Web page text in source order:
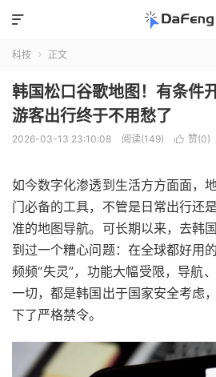

科技  正文
韩国松口谷歌地图！有条件
游客出行终于不用愁了
2026-03-13 23:10:08 阅读(149)  赞(0)
如今数字化渗透到生活方方面面，
门必备的工具，不管是日常出行还
准的地图导航。可长期以来，去韩
到过一个糟心问题：在全球都好用
频频“失灵”，功能大幅受限，导航
一切，都是韩国出于国家安全考虑
下了严格禁令。